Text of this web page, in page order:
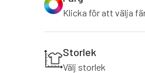
Klicka för att välja
Storlek
Välj storlek